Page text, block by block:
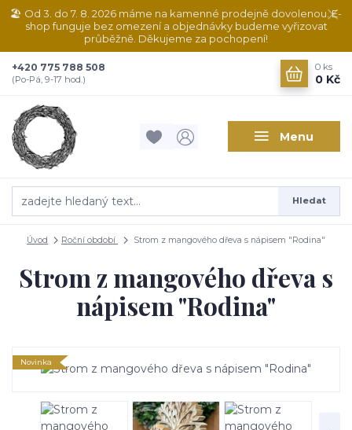
🏖️ Od 3. do 7. 8. 2026 máme na kamenné prodejně dovolenou. E-
shop funguje bez omezení a objednávky budeme vyřizovat
průběžně. Děkujeme za pochopení!
Menu
Hledat
+420 775 788 508
(Po-Pá, 9-17 hod.)
0 ks
0 Kč
Úvod Roční období Strom z mangového dřeva s nápisem "Rodina"
Strom z mangového dřeva s
nápisem "Rodina"
Novinka